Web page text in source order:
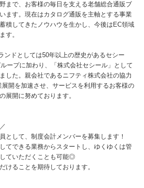
まで、お客様の毎日を支える老舗総合通販ブ
ます。現在はカタログ通販を主軸とする事業
積してきたノウハウを生かし、今後はEC領域
す。
ンドとしては50年以上の歴史があるセシー
ープに加わり、「株式会社セシール」として
した。親会社であるニフティ株式会社の協力
開を加速させ、サービスを利用するお客様の
展開に努めております。
として、制度会計メンバーを募集します！
てできる業務からスタートし、ゆくゆくは管
ていただくことも可能◎
けることを期待しております。